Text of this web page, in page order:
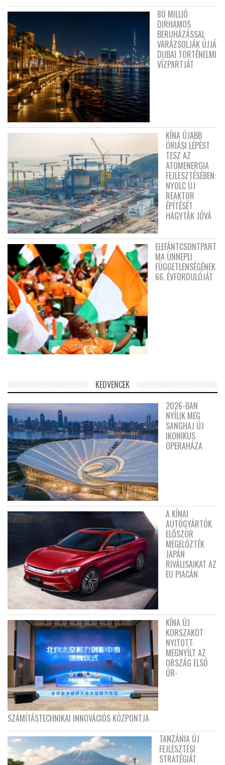
80 MILLIÓ
DIRHAMOS
BERUHÁZÁSSAL
VARÁZSOLJÁK ÚJJÁ
DUBAI TÖRTÉNELMI
VÍZPARTJÁT
KÍNA ÚJABB
ÓRIÁSI LÉPÉST
TESZ AZ
ATOMENERGIA
FEJLESZTÉSÉBEN:
NYOLC ÚJ
REAKTOR
ÉPÍTÉSÉT
HAGYTÁK JÓVÁ
ELEFÁNTCSONTPART
MA ÜNNEPLI
FÜGGETLENSÉGÉNEK
66. ÉVFORDULÓJÁT
KEDVENCEK
2026-BAN
NYÍLIK MEG
SANGHAJ ÚJ
IKONIKUS
OPERAHÁZA
A KÍNAI
AUTÓGYÁRTÓK
ELŐSZÖR
MEGELŐZTÉK
JAPÁN
RIVÁLISAIKAT AZ
EU PIACÁN
KÍNA ÚJ
KORSZAKOT
NYITOTT:
MEGNYÍLT AZ
ORSZÁG ELSŐ
ŰR-
SZÁMÍTÁSTECHNIKAI INNOVÁCIÓS KÖZPONTJA
TANZÁNIA ÚJ
FEJLESZTÉSI
STRATÉGIÁT